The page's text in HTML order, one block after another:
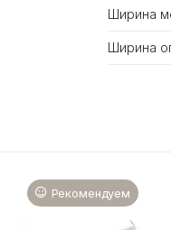
Ширина
Ширина
Рекомендуем